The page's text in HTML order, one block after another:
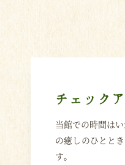
チェック
当館での時間は
の癒しのひとと
す。